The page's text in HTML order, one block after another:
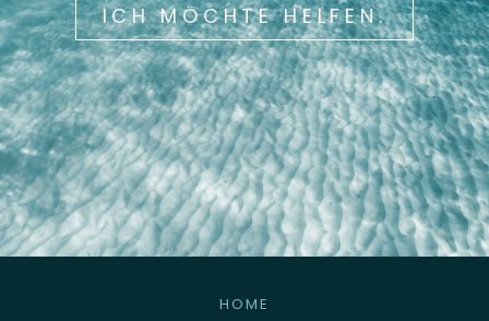
ICH MÖCHTE HELFEN.
HOME